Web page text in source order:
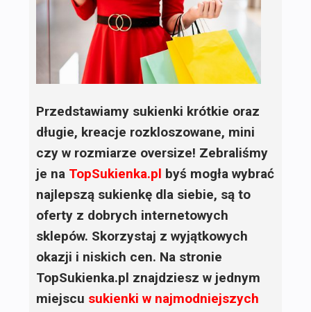
Przedstawiamy sukienki krótkie oraz
długie, kreacje rozkloszowane, mini
czy w rozmiarze oversize! Zebraliśmy
je na TopSukienka.pl byś mogła wybrać
najlepszą sukienkę dla siebie, są to
oferty z dobrych internetowych
sklepów. Skorzystaj z wyjątkowych
okazji i niskich cen. Na stronie
TopSukienka.pl znajdziesz w jednym
miejscu sukienki w najmodniejszych